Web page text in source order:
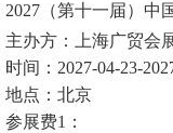
2027（第十一届）中
主办方：上海广贸会
时间：2027-04-23-
地点：北京
参展费1：